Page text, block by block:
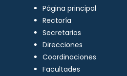
Página principal
Rectoría
Secretarios
Direcciones
Coordinaciones
Facultades